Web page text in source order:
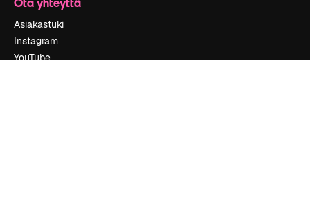
Asiakastuki
Instagram
YouTube